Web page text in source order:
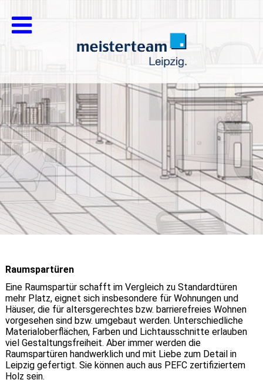
Raumspartüren
Eine Raumspartür schafft im Vergleich zu Standardtüren
mehr Platz, eignet sich insbesondere für Wohnungen und
Häuser, die für altersgerechtes bzw. barrierefreies Wohnen
vorgesehen sind bzw. umgebaut werden. Unterschiedliche
Materialoberflächen, Farben und Lichtausschnitte erlauben
viel Gestaltungsfreiheit. Aber immer werden die
Raumspartüren handwerklich und mit Liebe zum Detail in
Leipzig gefertigt. Sie können auch aus PEFC zertifiziertem
Holz sein.